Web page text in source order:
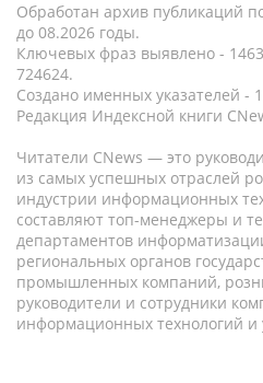
Обработан архив публикаций
до 08.2026 годы.
Ключевых фраз выявлено -
724624.
Создано именных указателей -
Редакция Индексной книги
Читатели CNews — это
из самых успешных отраслей
индустрии информационных
составляют топ-менеджеры и
департаментов
региональных органов
промышленных компаний,
руководители и сотрудники
информационных технологий и